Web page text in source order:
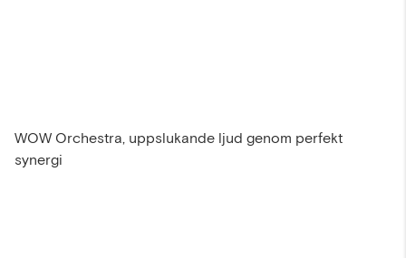
WOW Orchestra, uppslukande ljud genom perfekt
synergi